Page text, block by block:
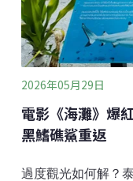
2026年05月29日
電影《海灘》爆
黑鰭礁鯊重返
過度觀光如何解？